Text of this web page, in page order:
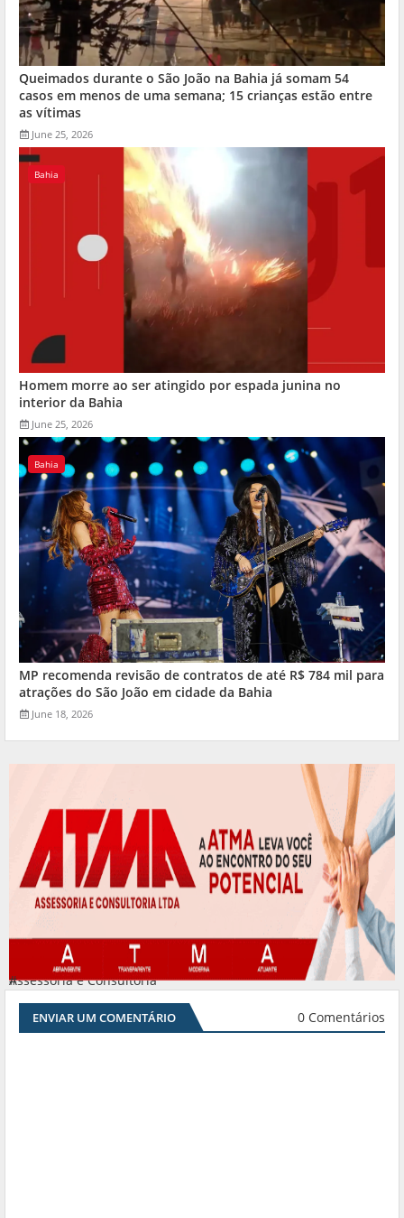
Queimados durante o São João na Bahia já somam 54
casos em menos de uma semana; 15 crianças estão entre
as vítimas
June 25, 2026
Bahia
Homem morre ao ser atingido por espada junina no
interior da Bahia
June 25, 2026
Bahia
MP recomenda revisão de contratos de até R$ 784 mil para
atrações do São João em cidade da Bahia
June 18, 2026
Assessoria e Consultoria
#
ENVIAR UM COMENTÁRIO 0 Comentários